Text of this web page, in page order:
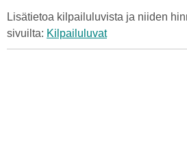
Lisätietoa kilpailuluvista ja niiden
sivuilta: Kilpailuluvat